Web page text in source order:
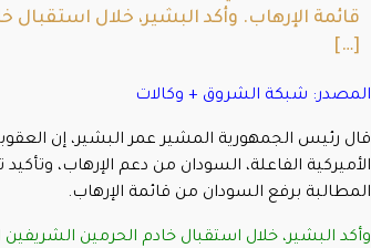
قائمة الإرهاب. وأكد البشير، خلال
[…]
المصدر: شبكة الشروق + وكالات
قال رئيس الجمهورية المشير عمر البشير، إن
الأميركية الفاعلة، السودان من دعم الإرهاب،
المطالبة برفع السودان من قائمة الإرهاب.
وأكد البشير، خلال استقبال خادم الحرمين